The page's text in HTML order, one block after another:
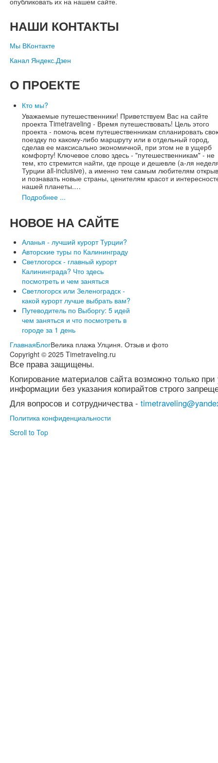
НАШИ КОНТАКТЫ
Мы ВКонтакте
Канал Яндекс.Дзен
О ПРОЕКТЕ
Кто мы?
Уважаемые путешественники! Приветствуем Вас на сайте
проекта Timetraveling - Время путешествовать! Цель этого
проекта - помочь всем путешественникам спланировать
поездку по какому-либо маршруту или в отдельный город,
сделав ее максисально экономичной, при этом не в ущерб
комфорту! Ключевое слово здесь - "путешественникам" - не
тем, кто стремится найти, где проще и дешевле (а-ля
Турции all-inclusive), а именно тем самым любителям
и познавать новые страны, ценителям красот и
нашей планеты.…
Подробнее ...
НОВОЕ НА САЙТЕ
Аланья - лучший курорт Турции?
Авторские туры по Калининграду
Светлогорск - главный курорт
Калининграда? Что здесь
посмотреть и чем заняться
Светлогорск или Зеленоградск -
какой курорт лучше выбрать вам?
Путеводитель по Выборгу: 5 идей
чем заняться и что посмотреть в
городе за 1 день
ГлавнаяБлогВелика плажа Улциня. Отзыв и фото
Copyright © 2025 Timetraveling.ru
Все права защищены.
Копирование материалов сайта возможно только
информации без указания копирайтов строго
Для вопросов и сотрудничества -
Политика конфиденциальности
Scroll to Top